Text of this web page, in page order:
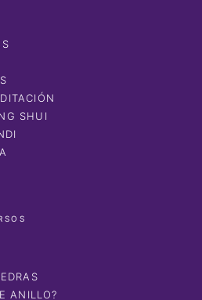
SHUI
ANILLO?